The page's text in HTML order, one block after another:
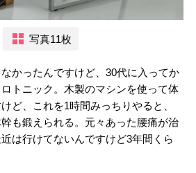
写真11枚
かったんですけど、30代に入ってか
トニック。木製のマシンを使って体
ど、これを1時間みっちりやると、
も鍛えられる。元々あった腰痛が治
は行けてないんですけど3年間くら